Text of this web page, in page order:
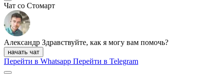
Чат со Стомарт
Александр Здравствуйте, как я могу вам помочь?
начать чат
Перейти в Whatsapp Перейти в Telegram